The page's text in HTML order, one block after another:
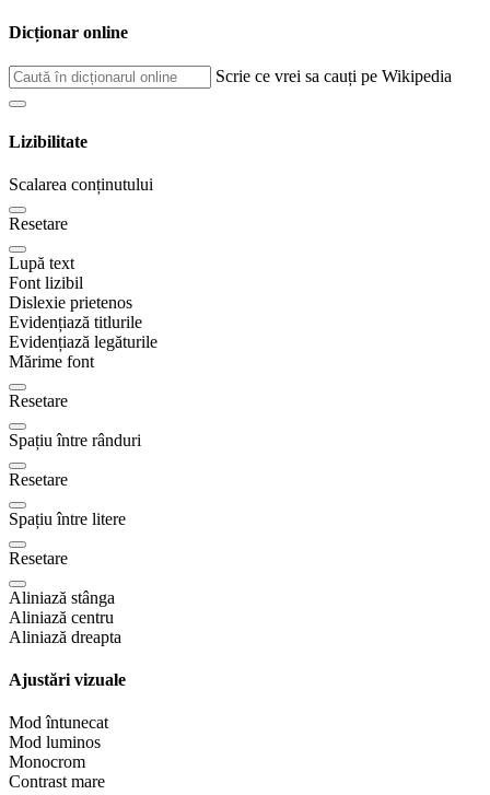
Dicționar online
Scrie ce vrei sa cauți pe Wikipedia
Lizibilitate
Scalarea conținutului
Resetare
Lupă text
Font lizibil
Dislexie prietenos
Evidențiază titlurile
Evidențiază legăturile
Mărime font
Resetare
Spațiu între rânduri
Resetare
Spațiu între litere
Resetare
Aliniază stânga
Aliniază centru
Aliniază dreapta
Ajustări vizuale
Mod întunecat
Mod luminos
Monocrom
Contrast mare